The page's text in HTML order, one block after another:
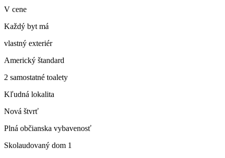
V cene
Každý byt má
vlastný exteriér
Americký štandard
2 samostatné toalety
Kľudná lokalita
Nová štvrť
Plná občianska vybavenosť
Skolaudovaný dom 1